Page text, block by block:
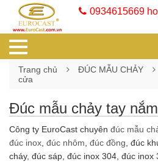
0934615669
Trang chủ ĐÚC MẪU CHẢY
cửa
Đúc mẫu chảy tay
Công ty EuroCast chuyên đúc mẫu
đúc inox đúc nhôm đúc đồng , đúc
cháy, đúc sáp, đúc inox 304, đúc inox